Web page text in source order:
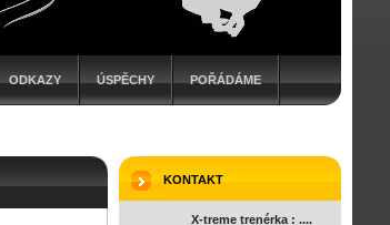
ODKAZY ÚSPĚCHY POŘÁDÁME
KONTAKT
X-treme trenérka : ....